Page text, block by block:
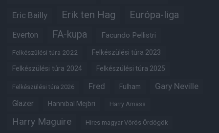
Eric Bailly Erik ten Hag Európa-liga
Everton FA-kupa Facundo Pellistri
Felkészülési túra 2022 Felkészülési túra 2023
Felkészülési túra 2024 Felkészülési túra 2025
Felkészülési túra 2026 Fred Fulham Gary Neville
Glazer Hannibal Mejbri Harry Amass
Harry Maguire Híres magyar Vörös Ördögök